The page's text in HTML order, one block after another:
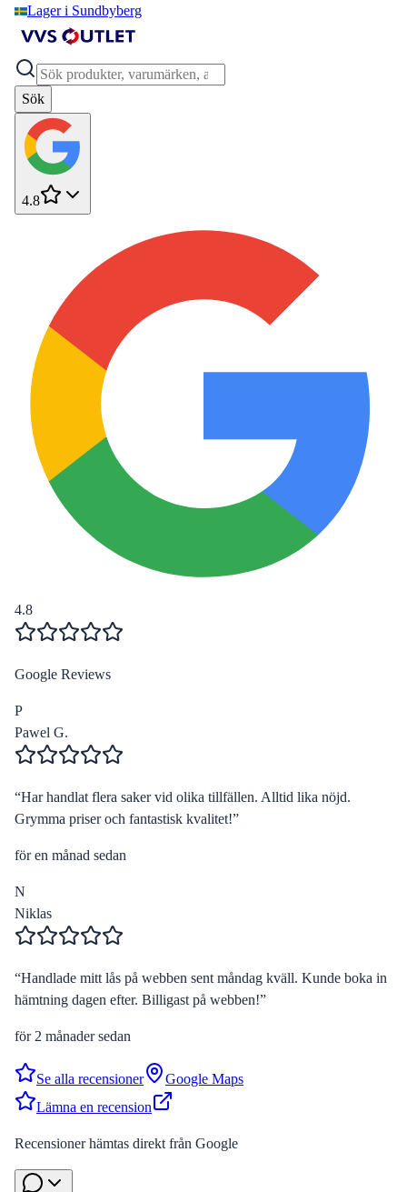
Lager i Sundbyberg
Sök
4.8
4.8
Google Reviews
P
Pawel G.
“Har handlat flera saker vid olika tillfällen. Alltid lika nöjd.
Grymma priser och fantastisk kvalitet!”
för en månad sedan
N
Niklas
“Handlade mitt lås på webben sent måndag kväll. Kunde boka in
hämtning dagen efter. Billigast på webben!”
för 2 månader sedan
Se alla recensioner
Google Maps
Lämna en recension
Recensioner hämtas direkt från Google